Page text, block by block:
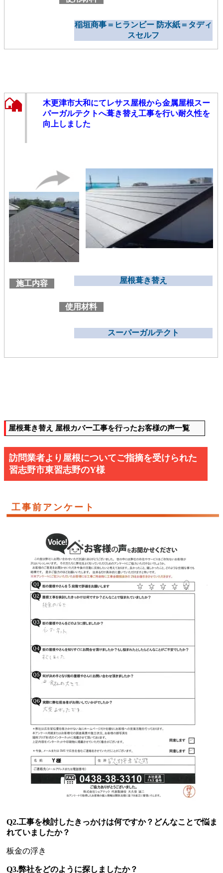
稲垣商事＝ヒランビー 防水紙＝タディ
スセルフ
木更津市大和にてレサス屋根から金属屋根スー
パーガルテクトへ葺き替え工事を行い耐久性を
向上しました
施工内容 屋根葺き替え
使用材料
スーパーガルテクト
屋根葺き替え 屋根カバー工事を行ったお客様の声一覧
訪問業者より屋根についてご指摘を受けられた
習志野市東習志野のY様
工事前アンケート
Q2.工事を検討したきっかけは何ですか？どんなことで悩ま
れていましたか？
板金の浮き
Q3.弊社をどのように探しましたか？